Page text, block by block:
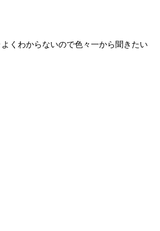
よくわからないので色々一から聞きたい